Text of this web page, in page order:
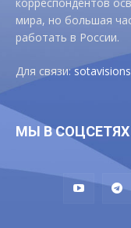
мира, но большая
работать в России.
Для связи:
МЫ В СОЦСЕТЯХ